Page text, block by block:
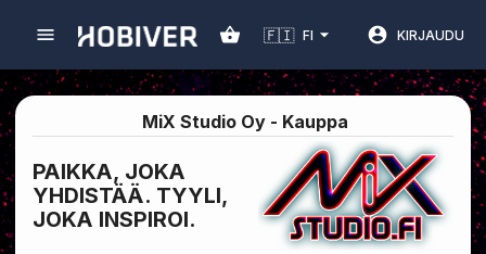
🇫🇮 FI KIRJAUDU
MiX Studio Oy - Kauppa
PAIKKA, JOKA
YHDISTÄÄ. TYYLI,
JOKA INSPIROI.